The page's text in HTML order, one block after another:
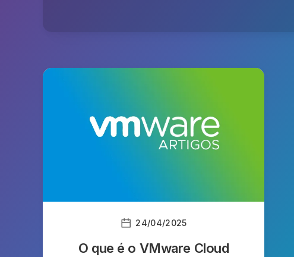
24/04/2025
O que é o VMware Cloud